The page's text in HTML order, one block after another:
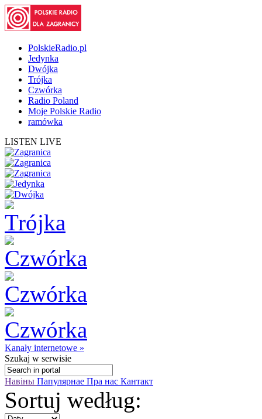
PolskieRadio.pl
Jedynka
Dwójka
Trójka
Czwórka
Radio Poland
Moje Polskie Radio
ramówka
LISTEN LIVE
Kanały internetowe »
Szukaj w serwisie
Навіны Папулярнае Пра нас Кантакт
Sortuj według: